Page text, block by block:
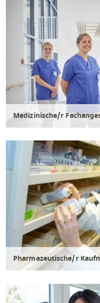
Medizinische/r
Pharmazeutische/r